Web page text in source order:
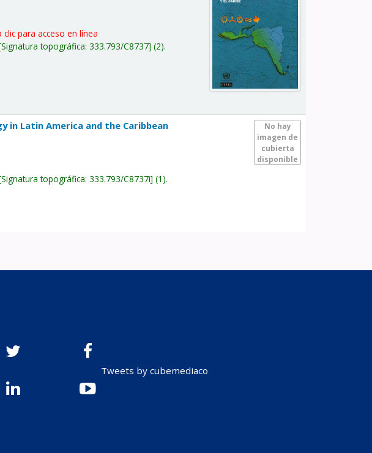
clic para acceso en línea
Signatura topográfica:333.793/C8737 (2).
No hay
imagen de
cubierta
disponible
in Latin America and the Caribbean
Signatura topográfica:333.793/C8737i (1).
Tweets by cubemediaco